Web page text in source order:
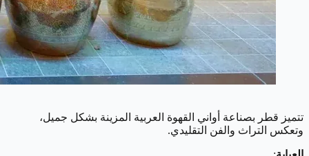
تتميز قطر بصناعة أواني القهوة العربية المزينة بشكل جميل،
وتعكس التراث والفن التقليدي.